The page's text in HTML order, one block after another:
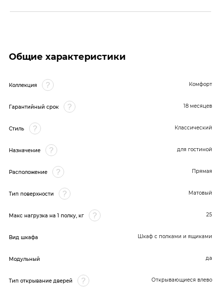
Общие характеристики
Коллекция Комфорт
Гарантийный срок 18 месяцев
Стиль Классический
Назначение для гостиной
Расположение Прямая
Тип поверхности Матовый
Макс нагрузка на 1 полку, кг 25
Вид шкафа Шкаф с полками и ящиками
Модульный да
Тип открывание дверей Открывающиеся влево